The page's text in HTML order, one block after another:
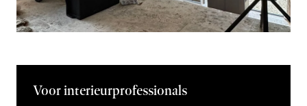
Voor interieurprofessionals